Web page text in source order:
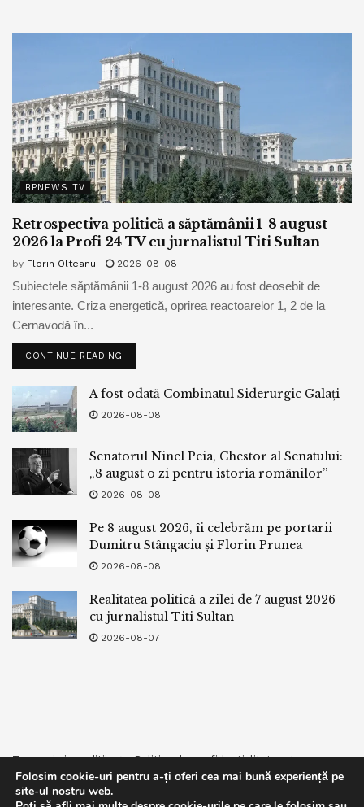
BPNEWS TV
Retrospectiva politică a săptămânii 1-8 august
2026 la Profi 24 TV cu jurnalistul Titi Sultan
by Florin Olteanu 2026-08-08
Subiectele săptămânii 1-8 august 2026 au fost deosebit de
interesante. Criza energetică, oprirea reactoarelor 1, 2 de la
Cernavodă în...
CONTINUE READING
A fost odată Combinatul Siderurgic Galați
2026-08-08
Senatorul Ninel Peia, Chestor al Senatului:
„8 august o zi pentru istoria românilor”
2026-08-08
Pe 8 august 2026, îi celebrăm pe portarii
Dumitru Stângaciu și Florin Prunea
2026-08-08
Realitatea politică a zilei de 7 august 2026
cu jurnalistul Titi Sultan
2026-08-07
Termeni si conditii
Politica de confidentialitate
Facebook
Contact
Folosim cookie-uri pentru a-ți oferi cea mai bună experiență pe
site-ul nostru web.